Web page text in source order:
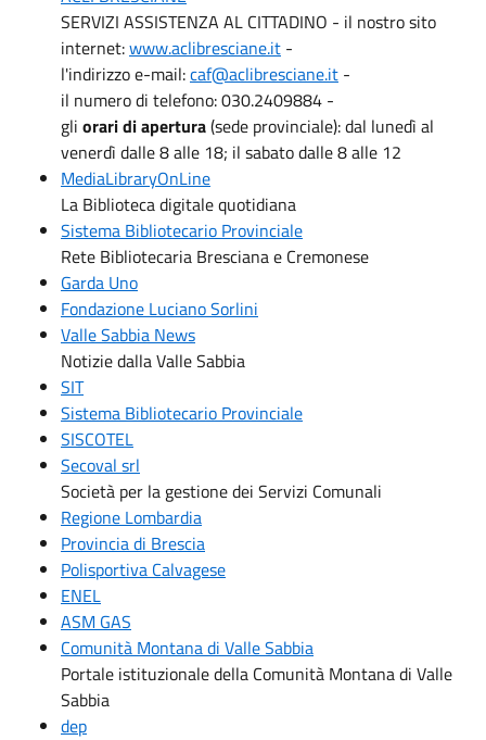
SERVIZI ASSISTENZA AL CITTADINO - il nostro sito
internet:www.aclibresciane.it -
l'indirizzo e-mail:caf@aclibresciane.it -
il numero di telefono: 030.2409884 -
gli orari di apertura(sede provinciale): dal lunedì al
venerdì dalle 8 alle 18; il sabato dalle 8 alle 12
MediaLibraryOnLine
La Biblioteca digitale quotidiana
Sistema Bibliotecario Provinciale
Rete Bibliotecaria Bresciana e Cremonese
Garda Uno
Fondazione Luciano Sorlini
Valle Sabbia News
Notizie dalla Valle Sabbia
SIT
Sistema Bibliotecario Provinciale
SISCOTEL
Secoval srl
Società per la gestione dei Servizi Comunali
Regione Lombardia
Provincia di Brescia
Polisportiva Calvagese
ENEL
ASM GAS
Comunità Montana di Valle Sabbia
Portale istituzionale della Comunità Montana di Valle
Sabbia
dep